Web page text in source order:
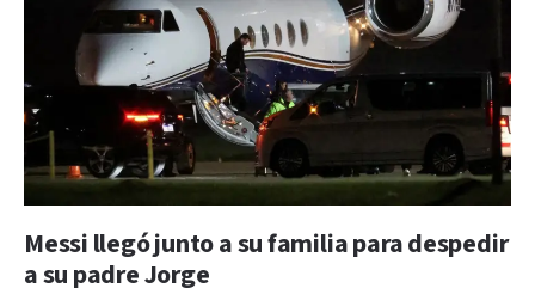
Messi llegó junto a su familia para despedir
a su padre Jorge